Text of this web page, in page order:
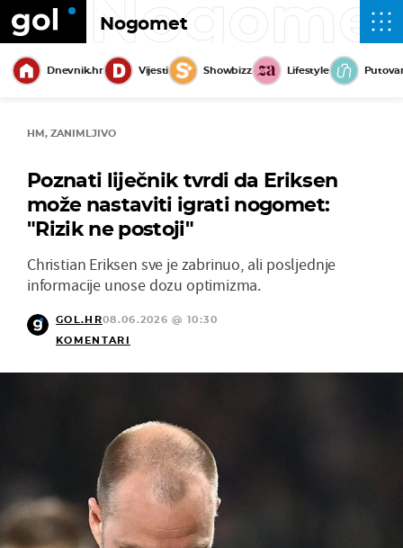
Nogomet
Dnevnik.hr Vijesti Showbizz Lifestyle
HM, ZANIMLJIVO
Poznati liječnik tvrdi da Eriksen
može nastaviti igrati nogomet:
"Rizik ne postoji"
Christian Eriksen sve je zabrinuo, ali posljednje
informacije unose dozu optimizma.
GOL.HR08.06.2026 @ 10:30
KOMENTARI